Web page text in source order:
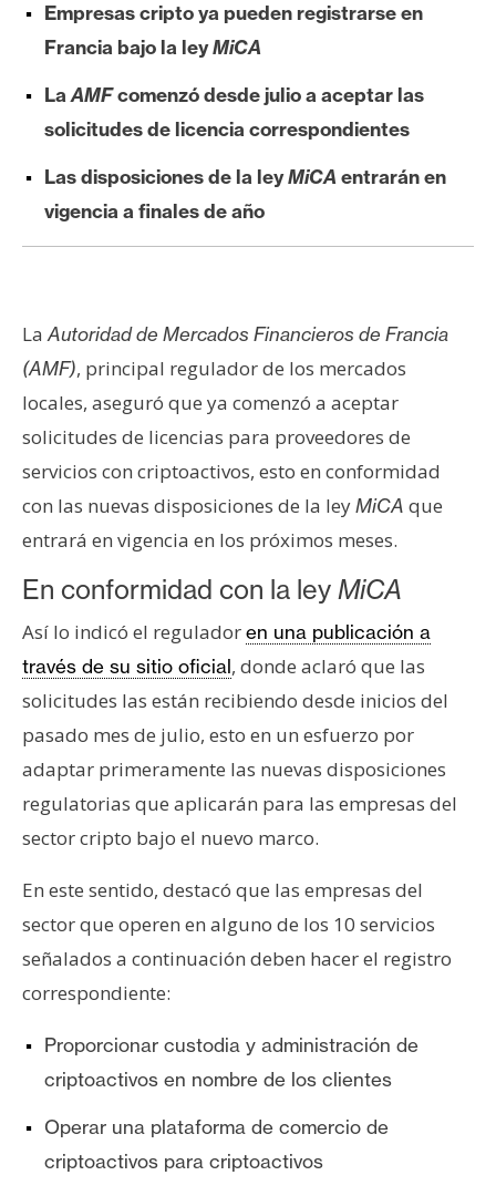
e
r
u
m
I
A
n
á
l
i
s
N
t
a
s
d
P
r
e
s
a
T
m
a
Empresas cripto ya pueden registrarse en
Francia bajo la leyMiCA
LaAMFcomenzó desde julio a aceptar las
solicitudes de licencia correspondientes
Las disposiciones de la leyMiCAentrarán en
vigencia a finales de año
LaAutoridad de Mercados Financieros de Francia
(AMF), principal regulador de los mercados
locales, aseguró que ya comenzó a aceptar
solicitudes de licencias para proveedores de
servicios con criptoactivos, esto en conformidad
con las nuevas disposiciones de la leyMiCA que
entrará en vigencia en los próximos meses.
En conformidad con la ley MiCA
Así lo indicó el reguladoren una publicación a
través de su sitio oficial, donde aclaró que las
solicitudes las están recibiendo desde inicios del
pasado mes de julio, esto en un esfuerzo por
adaptar primeramente las nuevas disposiciones
regulatorias que aplicarán para las empresas del
sector cripto bajo el nuevo marco.
En este sentido, destacó que las empresas del
sector que operen en alguno de los 10 servicios
señalados a continuación deben hacer el registro
correspondiente:
Proporcionar custodia y administración de
criptoactivos en nombre de los clientes
Operar una plataforma de comercio de
criptoactivos para criptoactivos